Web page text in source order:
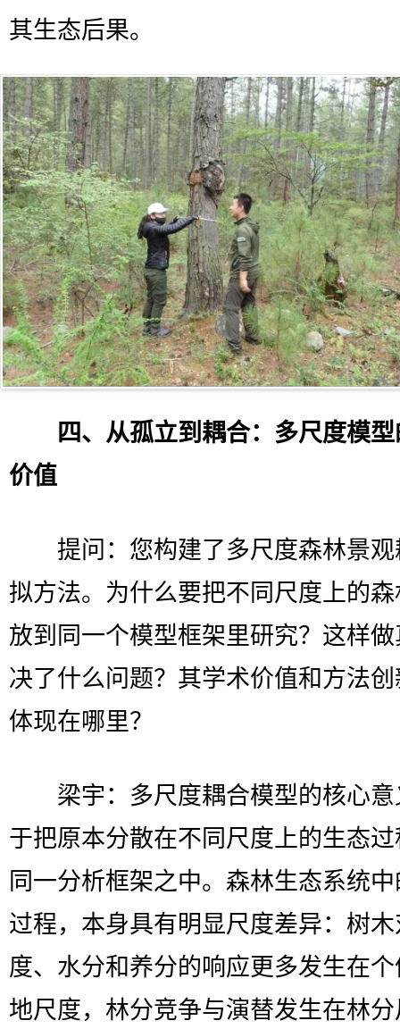
其生态后果。
四、从孤立到耦合：多尺度模
价值
提问：您构建了多尺度森林景观
拟方法。为什么要把不同尺度上的
放到同一个模型框架里研究？这样
决了什么问题？其学术价值和方法
体现在哪里？
梁宇：多尺度耦合模型的核心意
于把原本分散在不同尺度上的生态
同一分析框架之中。森林生态系统
过程，本身具有明显尺度差异：树
度、水分和养分的响应更多发生在
地尺度，林分竞争与演替发生在林